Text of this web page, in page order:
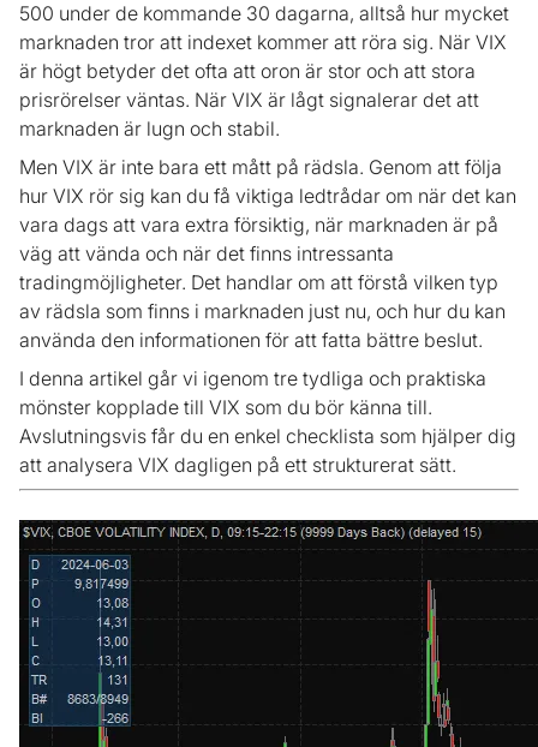
500 under de kommande 30 dagarna, alltså hur mycket
marknaden tror att indexet kommer att röra sig. När VIX
är högt betyder det ofta att oron är stor och att stora
prisrörelser väntas. När VIX är lågt signalerar det att
marknaden är lugn och stabil.
Men VIX är inte bara ett mått på rädsla. Genom att följa
hur VIX rör sig kan du få viktiga ledtrådar om när det kan
vara dags att vara extra försiktig, när marknaden är på
väg att vända och när det finns intressanta
tradingmöjligheter. Det handlar om att förstå vilken typ
av rädsla som finns i marknaden just nu, och hur du kan
använda den informationen för att fatta bättre beslut.
I denna artikel går vi igenom tre tydliga och praktiska
mönster kopplade till VIX som du bör känna till.
Avslutningsvis får du en enkel checklista som hjälper dig
att analysera VIX dagligen på ett strukturerat sätt.